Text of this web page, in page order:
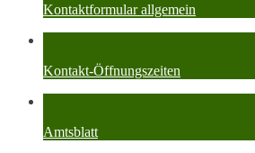
Kontaktformular allgemein
Kontakt-Öffnungszeiten
Amtsblatt